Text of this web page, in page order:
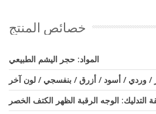
خصائص المنتج
المواد: حجر اليشم الطبيعي
/ وردي / أسود / أزرق / بنفسجي / لون آخر
التدليك: الوجه الرقبة الظهر الكتف الخصر